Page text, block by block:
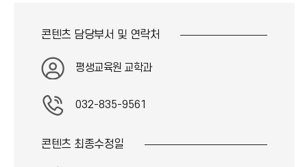
콘텐츠 담당부서 및 연락처
평생교육원 교학과
032-835-9561
콘텐츠 최종수정일